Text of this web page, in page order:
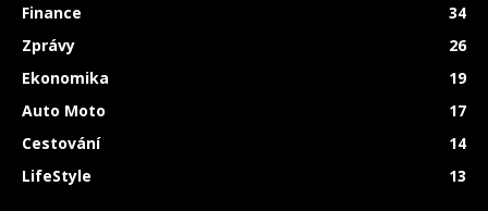
Finance
34
Zprávy
26
Ekonomika
19
Auto Moto
17
Cestování
14
LifeStyle
13